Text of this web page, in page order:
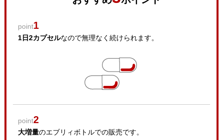
point1
1日2カプセルなので無理なく続けられます。
point2
大増量のエブリィボトルでの販売です。